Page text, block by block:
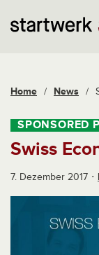
Home / News /
Swiss
7. Dezember 2017